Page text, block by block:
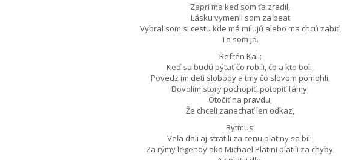
Zapri ma keď som ťa zradil,
Lásku vymenil som za beat
Vybral som si cestu kde má milujú alebo ma chcú zabiť,
To som ja.
Refrén Kali:
Keď sa budú pýtať čo robili, čo a kto boli,
Povedz im deti slobody a tmy čo slovom pomohli,
Dovolím story pochopiť, potopiť fámy,
Otočiť na pravdu,
Že chceli zanechať len odkaz,
Rytmus:
Veľa dali aj stratili za cenu platiny sa bili,
Za rýmy legendy ako Michael Platini platili za chyby,